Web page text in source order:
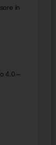
in
4.0 –